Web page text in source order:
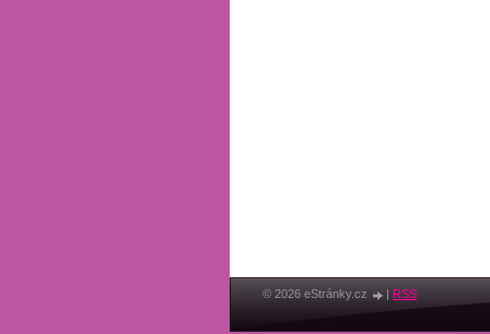
© 2026 eStránky.cz RSS